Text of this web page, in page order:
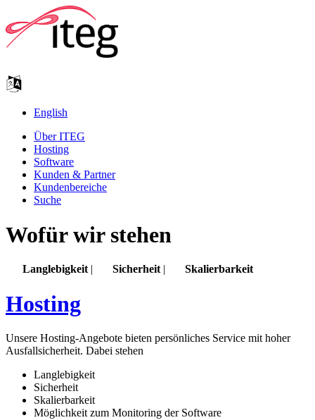
English
Über ITEG
Hosting
Software
Kunden & Partner
Kundenbereiche
Suche
Wofür wir stehen
Langlebigkeit | Sicherheit | Skalierbarkeit
Hosting
Unsere Hosting-Angebote bieten persönliches Service mit hoher
Ausfallsicherheit. Dabei stehen
Langlebigkeit
Sicherheit
Skalierbarkeit
Möglichkeit zum Monitoring der Software